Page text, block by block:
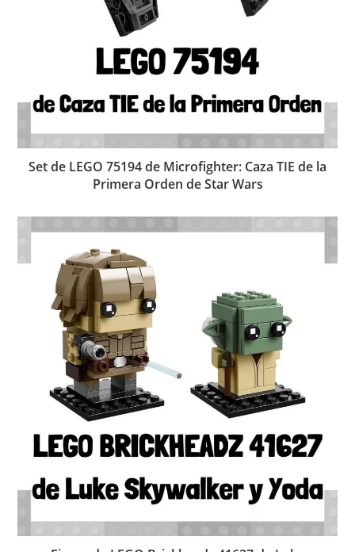
Set de LEGO 75194 de Microfighter: Caza TIE de la
Primera Orden de Star Wars